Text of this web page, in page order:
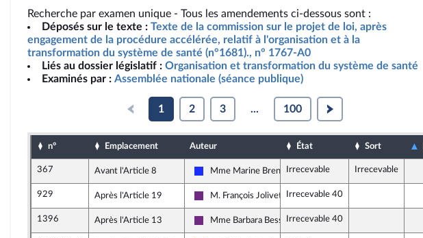
Recherche par examen unique - Tous les amendements ci-dessous sont :
Déposés sur le texte : Texte de la commission sur le projet de loi, après
engagement de la procédure accélérée, relatif à l'organisation et à la
transformation du système de santé (n°1681)., n° 1767-A0
Liés au dossier législatif : Organisation et transformation du système de santé
Examinés par : Assemblée nationale (séance publique)
1 2 3 ... 100
n° Emplacement Auteur État Sort
367 Avant l'Article 8
Les Républicains
Mme Marine BrenierIrrecevable Irrecevable
929 Après l'Article 19
La République en Marche
M. François Jolivet Irrecevable 40
1396 Après l'Article 13
La République en Marche
Mme Barbara Bessot BallotIrrecevable 40